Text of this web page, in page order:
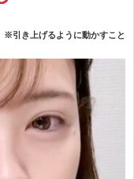
※引き上げるように動かすこと